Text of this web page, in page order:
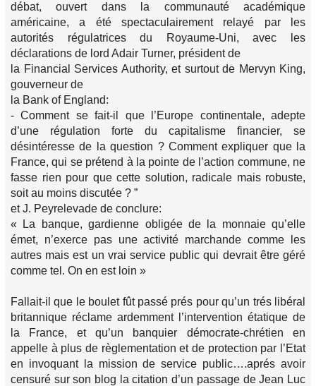
débat, ouvert dans la communauté académique
américaine, a été spectaculairement relayé par les
autorités régulatrices du Royaume-Uni, avec les
déclarations de lord Adair Turner, président de
la Financial Services Authority, et surtout de Mervyn King,
gouverneur de
la Bank of England:
- Comment se fait-il que l’Europe continentale, adepte
d’une régulation forte du capitalisme financier, se
désintéresse de la question ? Comment expliquer que la
France, qui se prétend à la pointe de l’action commune, ne
fasse rien pour que cette solution, radicale mais robuste,
soit au moins discutée ? ”
et J. Peyrelevade de conclure:
« La banque, gardienne obligée de la monnaie qu’elle
émet, n’exerce pas une activité marchande comme les
autres mais est un vrai service public qui devrait être géré
comme tel. On en est loin »
Fallait-il que le boulet fût passé prés pour qu’un trés libéral
britannique réclame ardemment l’intervention étatique de
la France, et qu’un banquier démocrate-chrétien en
appelle à plus de règlementation et de protection par l’Etat
en invoquant la mission de service public….aprés avoir
censuré sur son blog la citation d’un passage de Jean Luc